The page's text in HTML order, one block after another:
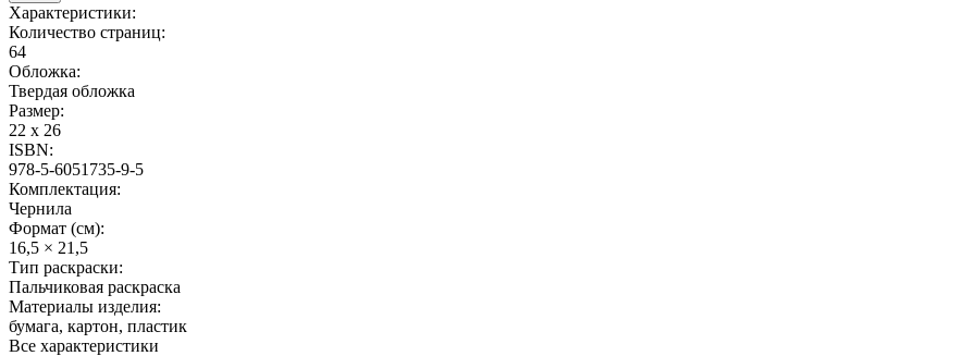
Характеристики:
Количество страниц:
64
Обложка:
Твердая обложка
Размер:
22 х 26
ISBN:
978-5-6051735-9-5
Комплектация:
Чернила
Формат (см):
16,5 × 21,5
Тип раскраски:
Пальчиковая раскраска
Материалы изделия:
бумага, картон, пластик
Все характеристики